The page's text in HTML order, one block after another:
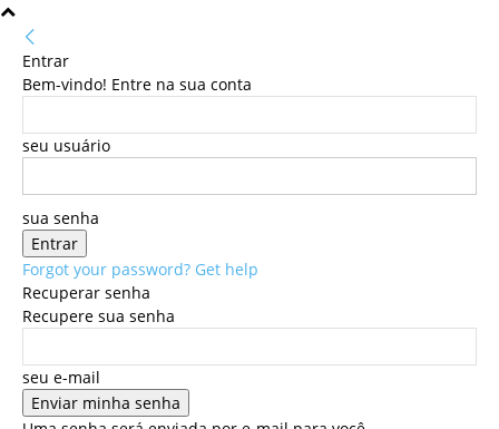
Entrar
Bem-vindo! Entre na sua conta
seu usuário
sua senha
Forgot your password? Get help
Recuperar senha
Recupere sua senha
seu e-mail